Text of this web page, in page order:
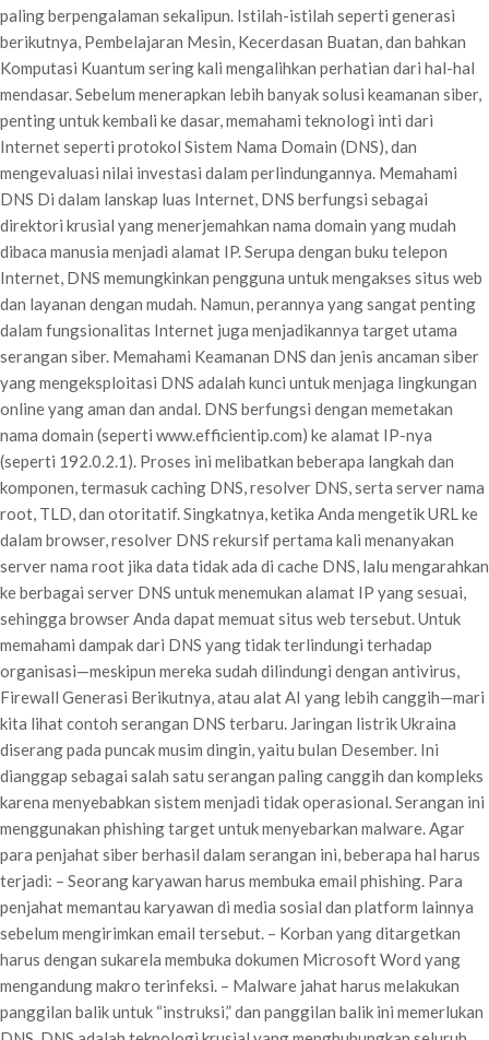
paling berpengalaman sekalipun. Istilah-istilah seperti generasi
berikutnya, Pembelajaran Mesin, Kecerdasan Buatan, dan bahkan
Komputasi Kuantum sering kali mengalihkan perhatian dari hal-hal
mendasar. Sebelum menerapkan lebih banyak solusi keamanan siber,
penting untuk kembali ke dasar, memahami teknologi inti dari
Internet seperti protokol Sistem Nama Domain (DNS), dan
mengevaluasi nilai investasi dalam perlindungannya. Memahami
DNS Di dalam lanskap luas Internet, DNS berfungsi sebagai
direktori krusial yang menerjemahkan nama domain yang mudah
dibaca manusia menjadi alamat IP. Serupa dengan buku telepon
Internet, DNS memungkinkan pengguna untuk mengakses situs web
dan layanan dengan mudah. Namun, perannya yang sangat penting
dalam fungsionalitas Internet juga menjadikannya target utama
serangan siber. Memahami Keamanan DNS dan jenis ancaman siber
yang mengeksploitasi DNS adalah kunci untuk menjaga lingkungan
online yang aman dan andal. DNS berfungsi dengan memetakan
nama domain (seperti www.efficientip.com) ke alamat IP-nya
(seperti 192.0.2.1). Proses ini melibatkan beberapa langkah dan
komponen, termasuk caching DNS, resolver DNS, serta server nama
root, TLD, dan otoritatif. Singkatnya, ketika Anda mengetik URL ke
dalam browser, resolver DNS rekursif pertama kali menanyakan
server nama root jika data tidak ada di cache DNS, lalu mengarahkan
ke berbagai server DNS untuk menemukan alamat IP yang sesuai,
sehingga browser Anda dapat memuat situs web tersebut. Untuk
memahami dampak dari DNS yang tidak terlindungi terhadap
organisasi—meskipun mereka sudah dilindungi dengan antivirus,
Firewall Generasi Berikutnya, atau alat AI yang lebih canggih—mari
kita lihat contoh serangan DNS terbaru. Jaringan listrik Ukraina
diserang pada puncak musim dingin, yaitu bulan Desember. Ini
dianggap sebagai salah satu serangan paling canggih dan kompleks
karena menyebabkan sistem menjadi tidak operasional. Serangan ini
menggunakan phishing target untuk menyebarkan malware. Agar
para penjahat siber berhasil dalam serangan ini, beberapa hal harus
terjadi: – Seorang karyawan harus membuka email phishing. Para
penjahat memantau karyawan di media sosial dan platform lainnya
sebelum mengirimkan email tersebut. – Korban yang ditargetkan
harus dengan sukarela membuka dokumen Microsoft Word yang
mengandung makro terinfeksi. – Malware jahat harus melakukan
panggilan balik untuk “instruksi,” dan panggilan balik ini memerlukan